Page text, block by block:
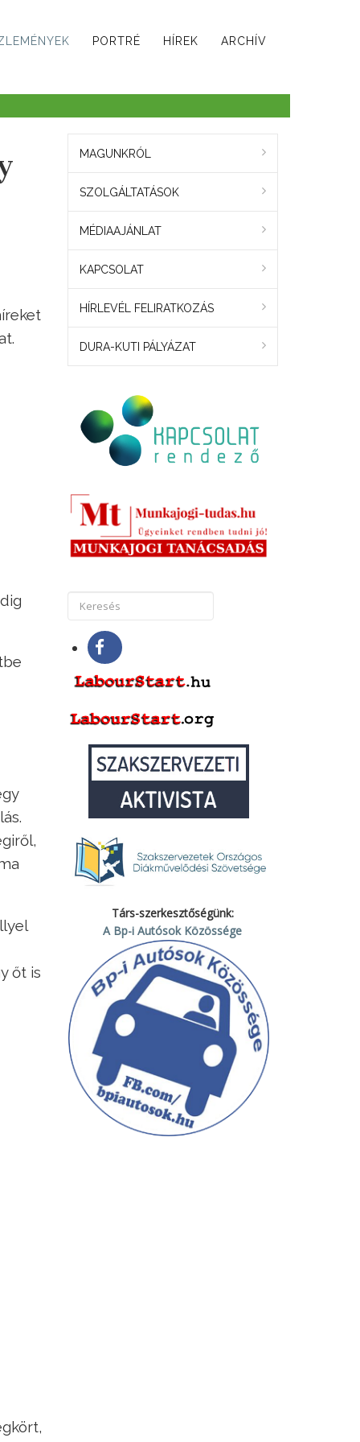
PORTRÉ HÍREK ARCHÍV
őt is
MAGUNKRÓL
SZOLGÁLTATÁSOK
MÉDIAAJÁNLAT
KAPCSOLAT
HÍRLEVÉL FELIRATKOZÁS
DURA-KUTI PÁLYÁZAT
Társ-szerkesztőségünk:
A Bp-i Autósok Közössége